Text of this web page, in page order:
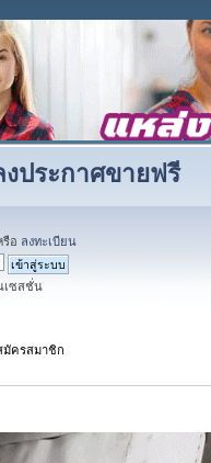
งประกาศขายฟรี
รือ ลงทะเบียน
เซสชั่น
มัครสมาชิก